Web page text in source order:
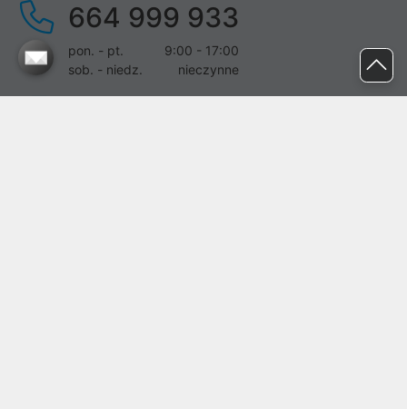
664 999 933
pon. - pt.
9:00 - 17:00
sob. - niedz.
nieczynne